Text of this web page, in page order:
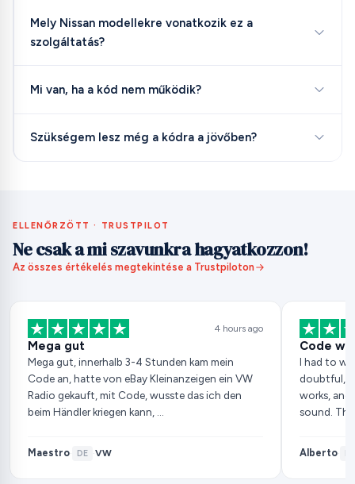
Mely Nissan modellekre vonatkozik ez a
szolgáltatás?
Mi van, ha a kód nem működik?
Szükségem lesz még a kódra a jövőben?
ELLENŐRZÖTT · TRUSTPILOT
Ne csak a mi szavunkra hagyatkozzon!
Az összes értékelés megtekintése a Trustpiloton
4 hours ago
Mega gut
Mega gut, innerhalb 3-4 Stunden kam mein
Code an, hatte von eBay Kleinanzeigen ein VW
Radio gekauft, mit Code, wusste das ich den
beim Händler kriegen kann, …
Maestro· DE ·VW
Code
I had to
doubtful,
works, and
sound.
Alberto·